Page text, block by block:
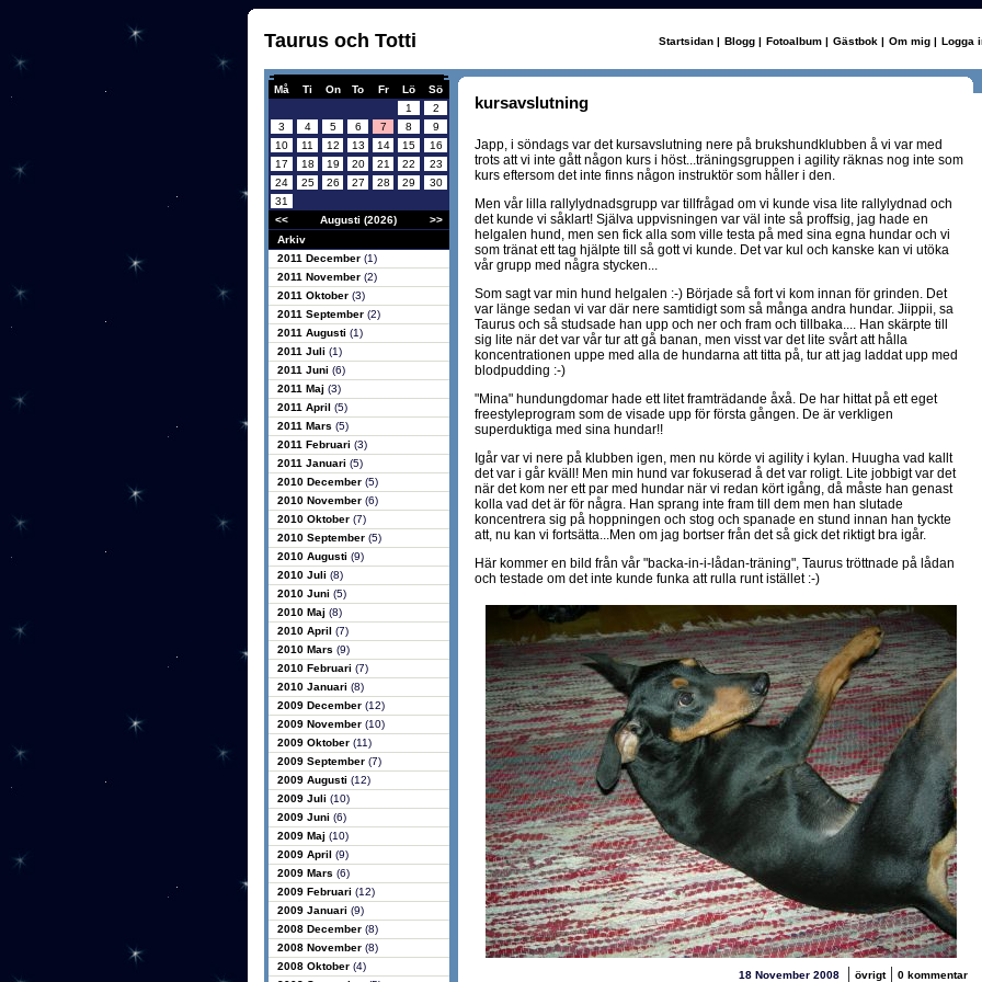
Taurus och Totti Startsidan | Blogg | Fotoalbum | Gästbok | Om mig | Logga
Må Ti On To Fr Lö
Sö
1
2
3
4 5 6 7 8
9
10
11 12 13 14 15
16
17
18 19 20 21 22
23
24
25 26 27 28 29
30
31
<<
Augusti (2026)
>>
Arkiv
2011 December (1)
2011 November (2)
2011 Oktober (3)
2011 September (2)
2011 Augusti (1)
2011 Juli (1)
2011 Juni (6)
2011 Maj (3)
2011 April (5)
2011 Mars (5)
2011 Februari (3)
2011 Januari (5)
2010 December (5)
2010 November (6)
2010 Oktober (7)
2010 September (5)
2010 Augusti (9)
2010 Juli (8)
2010 Juni (5)
2010 Maj (8)
2010 April (7)
2010 Mars (9)
2010 Februari (7)
2010 Januari (8)
2009 December (12)
2009 November (10)
2009 Oktober (11)
2009 September (7)
2009 Augusti (12)
2009 Juli (10)
2009 Juni (6)
2009 Maj (10)
2009 April (9)
2009 Mars (6)
2009 Februari (12)
2009 Januari (9)
2008 December (8)
2008 November (8)
2008 Oktober (4)
kursavslutning
Japp, i söndags var det kursavslutning nere på brukshundklubben å vi var med
trots att vi inte gått någon kurs i höst...träningsgruppen i agility räknas nog inte som
kurs eftersom det inte finns någon instruktör som håller i den.
Men vår lilla rallylydnadsgrupp var tillfrågad om vi kunde visa lite rallylydnad och
det kunde vi såklart! Själva uppvisningen var väl inte så proffsig, jag hade en
helgalen hund, men sen fick alla som ville testa på med sina egna hundar och vi
som tränat ett tag hjälpte till så gott vi kunde. Det var kul och kanske kan vi utöka
vår grupp med några stycken...
Som sagt var min hund helgalen :-) Började så fort vi kom innan för grinden. Det
var länge sedan vi var där nere samtidigt som så många andra hundar. Jiippii, sa
Taurus och så studsade han upp och ner och fram och tillbaka.... Han skärpte till
sig lite när det var vår tur att gå banan, men visst var det lite svårt att hålla
koncentrationen uppe med alla de hundarna att titta på, tur att jag laddat upp med
blodpudding :-)
"Mina" hundungdomar hade ett litet framträdande åxå. De har hittat på ett eget
freestyleprogram som de visade upp för första gången. De är verkligen
superduktiga med sina hundar!!
Igår var vi nere på klubben igen, men nu körde vi agility i kylan. Huugha vad kallt
det var i går kväll! Men min hund var fokuserad å det var roligt. Lite jobbigt var det
när det kom ner ett par med hundar när vi redan kört igång, då måste han genast
kolla vad det är för några. Han sprang inte fram till dem men han slutade
koncentrera sig på hoppningen och stog och spanade en stund innan han tyckte
att, nu kan vi fortsätta...Men om jag bortser från det så gick det riktigt bra igår.
Här kommer en bild från vår "backa-in-i-lådan-träning", Taurus tröttnade på lådan
och testade om det inte kunde funka att rulla runt istället :-)
18 November 2008 | övrigt| 0 kommentar